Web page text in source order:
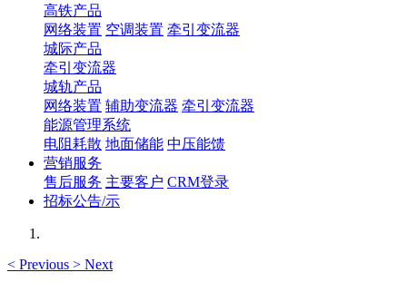
高铁产品
网络装置 空调装置 牵引变流器
城际产品
牵引变流器
城轨产品
网络装置 辅助变流器 牵引变流器
能源管理系统
电阻耗散 地面储能 中压能馈
营销服务
售后服务 主要客户 CRM登录
招标公告/示
< Previous > Next